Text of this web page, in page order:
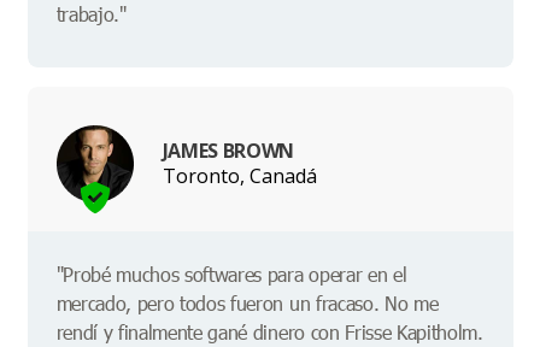
trabajo."
JAMES BROWN
Toronto, Canadá
"Probé muchos softwares para operar en el
mercado, pero todos fueron un fracaso. No me
rendí y finalmente gané dinero con Frisse Kapitholm.